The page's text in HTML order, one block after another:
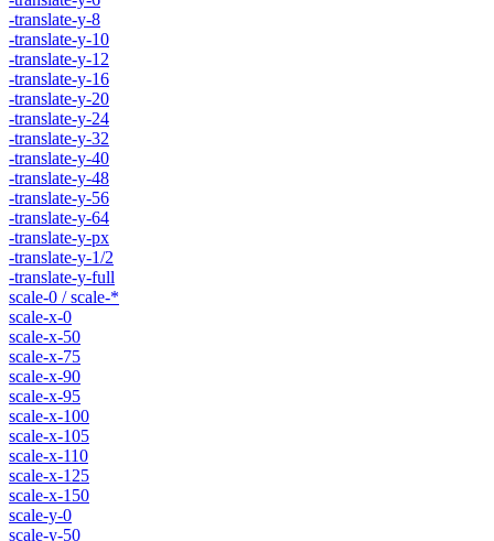
-translate-y-8
-translate-y-10
-translate-y-12
-translate-y-16
-translate-y-20
-translate-y-24
-translate-y-32
-translate-y-40
-translate-y-48
-translate-y-56
-translate-y-64
-translate-y-px
-translate-y-1/2
-translate-y-full
scale-0 / scale-*
scale-x-0
scale-x-50
scale-x-75
scale-x-90
scale-x-95
scale-x-100
scale-x-105
scale-x-110
scale-x-125
scale-x-150
scale-y-0
scale-y-50